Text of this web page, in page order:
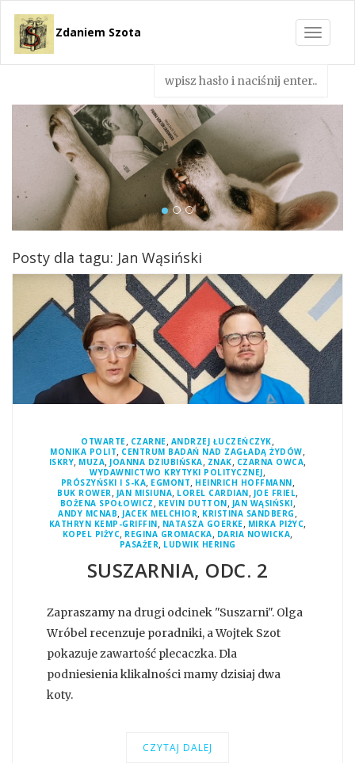
Toggle
Zdaniem Szota
Posty dla tagu: Jan Wąsiński
OTWARTE, CZARNE, ANDRZEJ ŁUCZEŃCZYK,
MONIKA POLIT, CENTRUM BADAŃ NAD ZAGŁADĄ ŻYDÓW,
ISKRY, MUZA, JOANNA DZIUBIŃSKA, ZNAK, CZARNA OWCA,
WYDAWNICTWO KRYTYKI POLITYCZNEJ,
PRÓSZYŃSKI I S-KA, EGMONT, HEINRICH HOFFMANN,
BUK ROWER, JAN MISIUNA, LOREL CARDIAN, JOE FRIEL,
BOŻENA SPOŁOWICZ , KEVIN DUTTON, JAN WĄSIŃSKI,
ANDY MCNAB, JACEK MELCHIOR, KRISTINA SANDBERG ,
KATHRYN KEMP-GRIFFIN, NATASZA GOERKE, MIRKA PIŻYC,
KOPEL PIŻYC, REGINA GROMACKA, DARIA NOWICKA,
PASAŻER, LUDWIK HERING
SUSZARNIA, ODC. 2
Zapraszamy na drugi odcinek "Suszarni". Olga
Wróbel recenzuje poradniki, a Wojtek Szot
pokazuje zawartość plecaczka. Dla
podniesienia klikalności mamy dzisiaj dwa
koty.
CZYTAJ DALEJ